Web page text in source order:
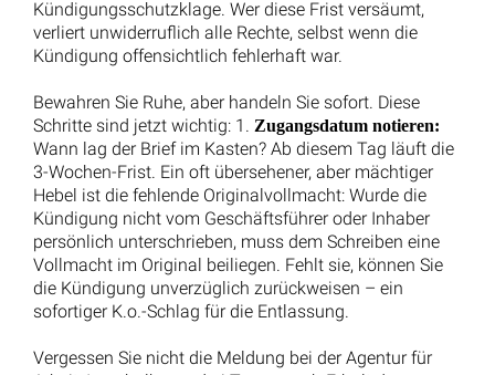
Eingruppierung BAT/AOK-Neu: Fachberatung zählt als
Kundenbetreuung
Unsere Kontaktinformationen